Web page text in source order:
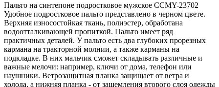
Пальто на синтепоне подростковое мужское CCMY-23702
Удобное подростковое пальто представлено в черном цвете.
Верхняя износостойкая ткань, полиэстер, обработана
водоотталкивающей пропиткой. Пальто имеет ряд
практичных деталей. У пальто есть два глубоких прорезных
кармана на тракторной молнии, а также карманы на
подкладке. В них мальчик сможет складывать различные и
важные мелочи: например, ключи от дома, телефон или
наушники. Ветрозащитная планка защищает от ветра и
холода, а нижняя планка - от защемления второго слоя одежды